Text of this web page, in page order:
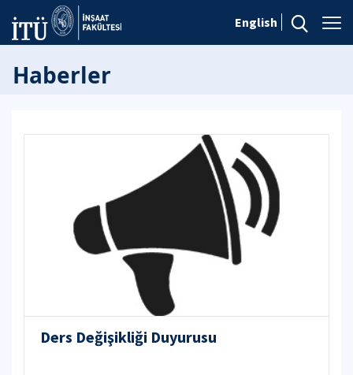
English
Haberler
Ders Değişikliği Duyurusu